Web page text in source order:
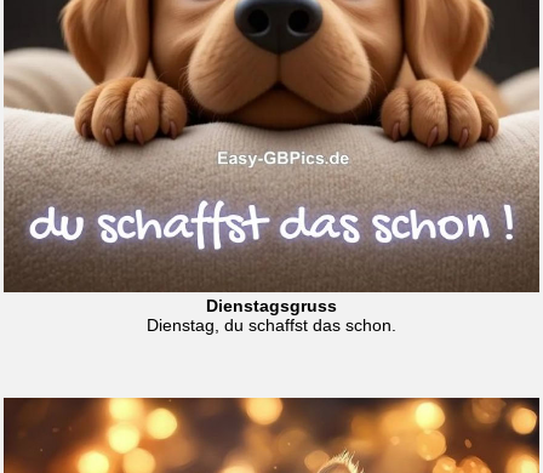
Dienstagsgruss
Dienstag, du schaffst das schon.